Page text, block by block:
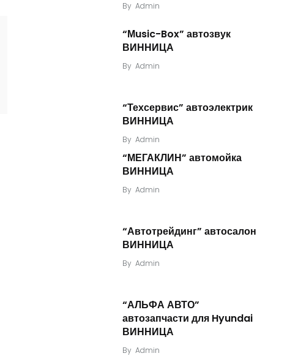
By Admin
“Мusic-Box” автозвук
ВИННИЦА
By Admin
“Техсервис” автоэлектрик
ВИННИЦА
By Admin
“МЕГАКЛИН” автомойка
ВИННИЦА
By Admin
“Автотрейдинг” автосалон
ВИННИЦА
By Admin
“АЛЬФА АВТО”
автозапчасти для Hyundai
ВИННИЦА
By Admin